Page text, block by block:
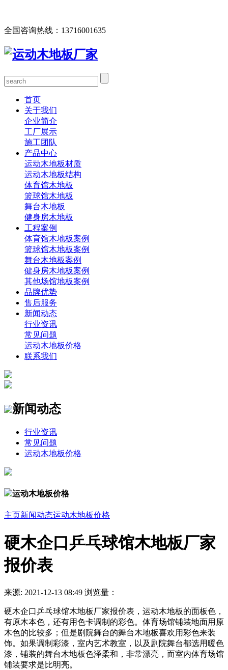
全国咨询热线： 13716001635
首页
关于我们
企业简介
工厂展示
施工团队
产品中心
运动木地板材质
运动木地板结构
体育馆木地板
篮球馆木地板
舞台木地板
健身房木地板
工程案例
体育馆木地板案例
篮球馆木地板案例
舞台木地板案例
健身房木地板案例
其他场馆地板案例
品牌优势
售后服务
新闻动态
行业资讯
常见问题
运动木地板价格
联系我们
新闻动态
行业资讯
常见问题
运动木地板价格
运动木地板价格
主页新闻动态运动木地板价格
硬木企口乒乓球馆木地板厂家
报价表
来源: 2021-12-13 08:49 浏览量：
硬木企口乒乓球馆木地板厂家报价表，运动木地板的面板色，
有原木本色，还有用色卡调制的彩色。体育场馆铺装地面用原
木色的比较多；但是剧院舞台的舞台木地板喜欢用彩色来装
饰。如果调制彩漆，室内艺术教室，以及剧院舞台都选用暖色
漆，铺装的舞台木地板色泽柔和，非常漂亮，而室内体育场馆
铺装要求是比明亮。